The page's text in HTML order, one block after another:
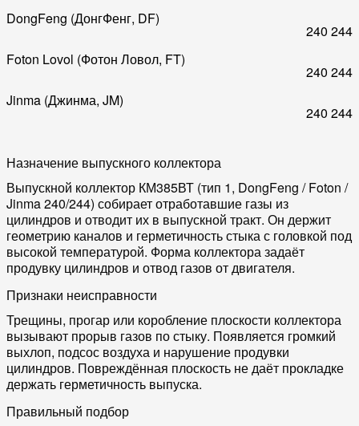
DongFeng (ДонгФенг, DF)
240 244
Foton Lovol (Фотон Ловол, FT)
240 244
Jinma (Джинма, JM)
240 244
Назначение выпускного коллектора
Выпускной коллектор КМ385ВТ (тип 1, DongFeng / Foton /
Jinma 240/244) собирает отработавшие газы из
цилиндров и отводит их в выпускной тракт. Он держит
геометрию каналов и герметичность стыка с головкой под
высокой температурой. Форма коллектора задаёт
продувку цилиндров и отвод газов от двигателя.
Признаки неисправности
Трещины, прогар или коробление плоскости коллектора
вызывают прорыв газов по стыку. Появляется громкий
выхлоп, подсос воздуха и нарушение продувки
цилиндров. Повреждённая плоскость не даёт прокладке
держать герметичность выпуска.
Правильный подбор